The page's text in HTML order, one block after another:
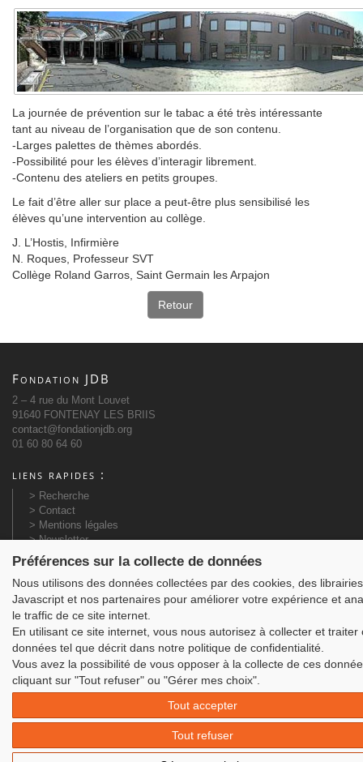
La journée de prévention sur le tabac a été très intéressante
tant au niveau de l’organisation que de son contenu.
-Larges palettes de thèmes abordés.
-Possibilité pour les élèves d’interagir librement.
-Contenu des ateliers en petits groupes.
Le fait d’être aller sur place a peut-être plus sensibilisé les
élèves qu’une intervention au collège.
J. L’Hostis, Infirmière
N. Roques, Professeur SVT
Collège Roland Garros, Saint Germain les Arpajon
Retour
Fondation JDB
2 – 4 rue du Mont Louvet
91640 FONTENAY LES BRIIS
contact@fondationjdb.org
01 60 80 64 60
liens rapides :
> Recherche
> Contact
> Mentions légales
> Newsletter
> Plan du site
> Actualités
> Partenaires
> Préparer sa visite
©Azimut Communication - Création sites internet & Bornes interactives
Préférences sur la collecte de données
Nous utilisons des données collectées par des cookies, des librairies
Javascript et nos partenaires pour améliorer votre expérience et
le traffic de ce site internet.
En utilisant ce site internet, vous nous autorisez à collecter et traiter
données tel que décrit dans notre politique de confidentialité.
Vous avez la possibilité de vous opposer à la collecte de ces
cliquant sur "Tout refuser" ou "Gérer mes choix".
Tout accepter
Tout refuser